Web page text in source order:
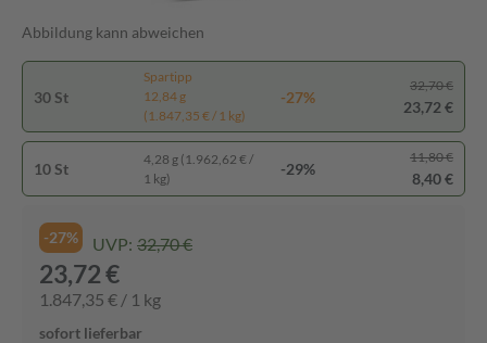
Abbildung kann abweichen
30 St
Spartipp
12,84 g
(1.847,35 € / 1 kg)
-27%
32,70 €
23,72 €
10 St
4,28 g (1.962,62 € /
1 kg)
-29%
11,80 €
8,40 €
-27% UVP: 32,70 €
23,72 €
1.847,35 € / 1 kg
sofort lieferbar